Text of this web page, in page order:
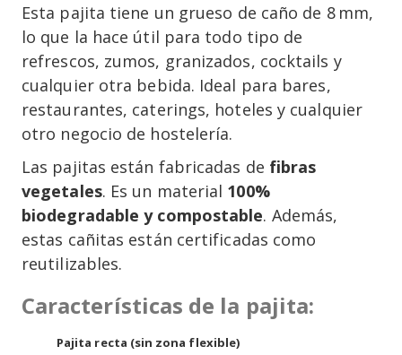
Esta pajita tiene un grueso de caño de 8 mm,
lo que la hace útil para todo tipo de
refrescos, zumos, granizados, cocktails y
cualquier otra bebida. Ideal para bares,
restaurantes, caterings, hoteles y cualquier
otro negocio de hostelería.
Las pajitas están fabricadas de fibras
vegetales. Es un material 100%
biodegradable y compostable. Además,
estas cañitas están certificadas como
reutilizables.
Características de la pajita:
Pajita recta (sin zona flexible)